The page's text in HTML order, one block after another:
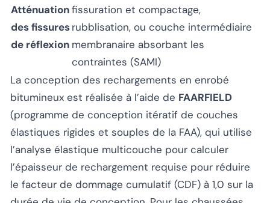
Atténuation
des fissures
de réflexion
fissuration et compactage,
rubblisation, ou couche intermédiaire
membranaire absorbant les
contraintes (SAMI)
La conception des rechargements en enrobé
bitumineux est réalisée à l’aide de FAARFIELD
(programme de conception itératif de couches
élastiques rigides et souples de la FAA), qui utilise
l’analyse élastique multicouche pour calculer
l’épaisseur de rechargement requise pour réduire
le facteur de dommage cumulatif (CDF) à 1,0 sur la